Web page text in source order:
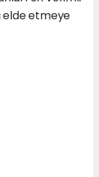
elde etmeye